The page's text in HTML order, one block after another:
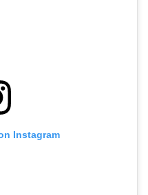
Instagram